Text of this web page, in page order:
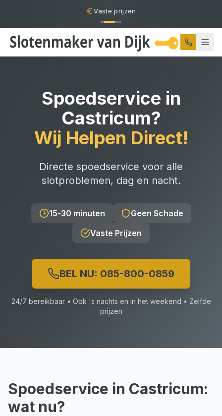
Vaste prijzen
Spoedservice in
Castricum?
Wij Helpen Direct!
Directe spoedservice voor alle
slotproblemen, dag en nacht.
15-30 minuten
Geen Schade
Vaste Prijzen
BEL NU: 085-800-0859
24/7 bereikbaar • Ook 's nachts en in het weekend • Zelfde
prijzen
Spoedservice in Castricum:
wat nu?